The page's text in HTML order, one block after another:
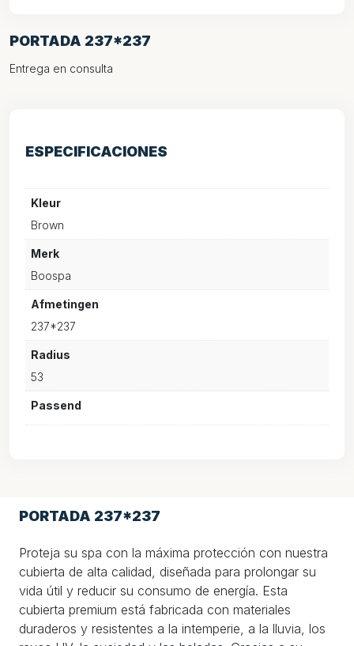
PORTADA 237*237
Entrega en consulta
ESPECIFICACIONES
Kleur
Brown
Merk
Boospa
Afmetingen
237*237
Radius
53
Passend
PORTADA 237*237
Proteja su spa con la máxima protección con nuestra
cubierta de alta calidad, diseñada para prolongar su
vida útil y reducir su consumo de energía. Esta
cubierta premium está fabricada con materiales
duraderos y resistentes a la intemperie, a la lluvia, los